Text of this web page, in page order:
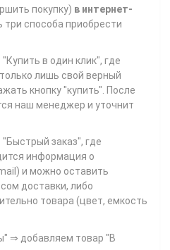
покупку) в интернет-
три способа приобрести
в один клик", где
лишь свой верный
кнопку "купить". После
наш менеджер и уточнит
заказ", где
информация о
и можно оставить
доставки, либо
товара (цвет, емкость
⇒ добавляем товар "В